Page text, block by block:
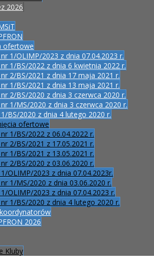
2026
ofertowe
1/OLIMP/2023 z dnia 07.04.2023 r.
1/BS/2022 z dnia 6 kwietnia 2022 r.
2/BS/2021 z dnia 17 maja 2021 r.
1/BS/2021 z dnia 13 maja 2021 r.
2/BS/2020 z dnia 3 czerwca 2020 r.
1/MS/2020 z dnia 3 czerwca 2020 r.
BS/2020 z dnia 4 lutego 2020 r.
ofertowe
nr 1/BS/2022 z 06.04.2022 r.
nr 2/BS/2021 z 17.05.2021 r.
nr 1/BS/2021 z 13.05.2021 r.
nr 2/BS/2020 z 03.06.2020 r.
1/OLIMP/2023 z dnia 07.04.2023r.
nr 1/MS/2020 z dnia 03.06.2020 r.
1/OLIMP/2023 z dnia 07.04.2023 r.
nr 1/BS/2020 z dnia 4 lutego 2020 r.
2026
Kluby